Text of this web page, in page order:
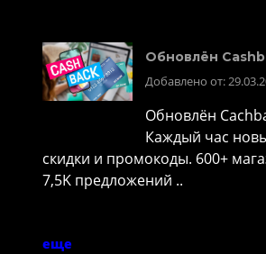
Обновлён
Добавлено от:
Обновлён
Каждый час
скидки и промокоды. 600+
7,5K предложений ..
еще